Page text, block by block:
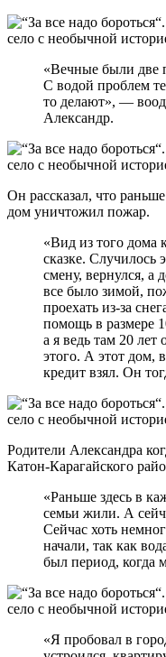
«Вечные были две
С водой проблем
то делают», —
Александр.
Он рассказал, что
дом уничтожил пожар.
«Вид из того дома
сказке. Случилось
смену, вернулся, а
все было зимой,
проехать из-за
помощь в размере
а я ведь там 20 лет
этого. А этот дом,
кредит взял. Он
Родители Александра
Катон-Карагайского
«Раньше здесь в
семьи жили. А
Сейчас хоть
начали, так как
был период, когда
«Я пробовал в